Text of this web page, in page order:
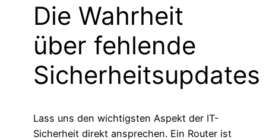
Die Wahrheit
über fehlende
Sicherheitsupdates
Lass uns den wichtigsten Aspekt der IT-
Sicherheit direkt ansprechen. Ein Router ist